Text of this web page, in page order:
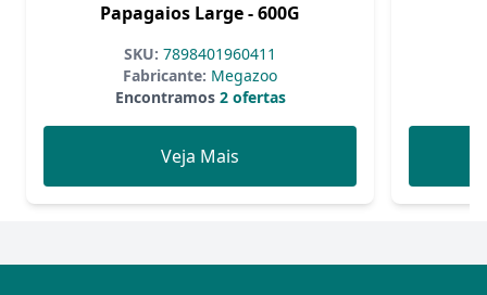
Papagaios Large - 600G
SKU: 7898401960411
Fabricante: Megazoo
Encontramos2 ofertas
Veja Mais